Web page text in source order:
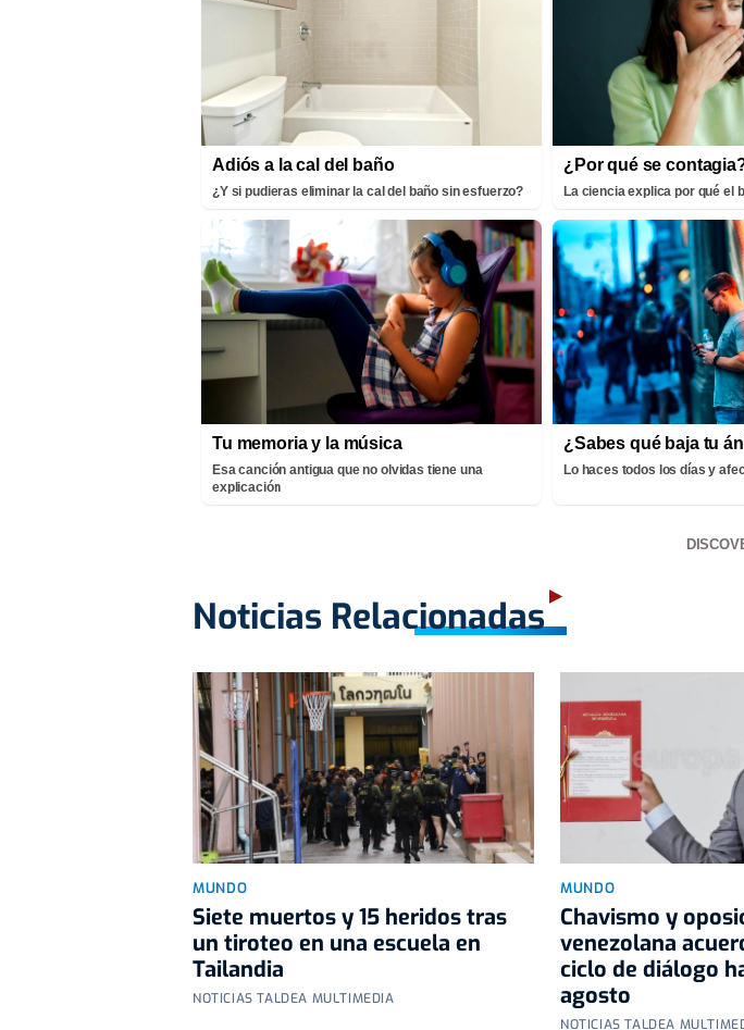
Adiós a la cal del baño
¿Y si pudieras eliminar la cal del baño sin esfuerzo?
¿Por qué se
La ciencia explica por qué el
Tu memoria y la música
Esa canción antigua que no olvidas tiene una
explicación
¿Sabes qué baja tu
Lo haces todos los días y
Noticias Relacionadas
MUNDO
Siete muertos y 15 heridos tras
un tiroteo en una escuela en
Tailandia
NOTICIAS TALDEA MULTIMEDIA
MUNDO
Chavismo y
venezolana
ciclo de diálogo
agosto
NOTICIAS TALDEA